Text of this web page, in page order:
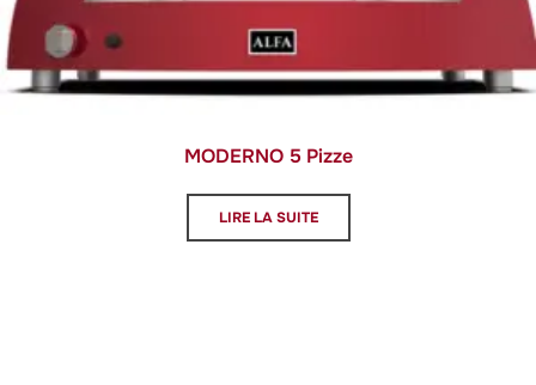
MODERNO 5 Pizze
LIRE LA SUITE